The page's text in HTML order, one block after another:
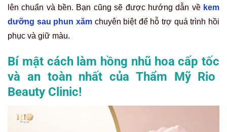
lên chuẩn và bền. Bạn cũng sẽ được hướng dẫn về kem
dưỡng sau phun xămchuyên biệt để hỗ trợ quá trình hồi
phục và giữ màu.
Bí mật cách làm hồng nhũ hoa cấp tốc
và an toàn nhất của Thẩm Mỹ Rio
Beauty Clinic!